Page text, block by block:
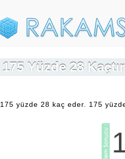
175 Yüzde 28
175 yüzde 28 kaç eder. 175